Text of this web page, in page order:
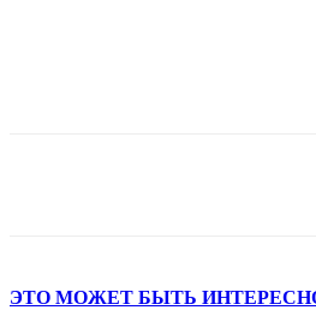
ЭТО МОЖЕТ БЫТЬ